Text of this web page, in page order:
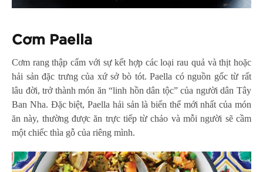
Cơm Paella
Cơm rang thập cẩm với sự kết hợp các loại rau quả và thịt hoặc
hải sản đặc trưng của xứ sở bò tót. Paella có nguồn gốc từ rất
lâu đời, trở thành món ăn “linh hồn dân tộc” của người dân Tây
Ban Nha. Đặc biệt, Paella hải sản là biến thể mới nhất của món
ăn này, thường được ăn trực tiếp từ chảo và mỗi người sẽ cầm
một chiếc thìa gỗ của riêng mình.